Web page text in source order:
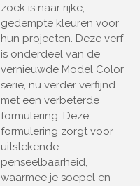
zoek is naar rijke,
gedempte kleuren voor
hun projecten. Deze verf
is onderdeel van de
vernieuwde Model Color
serie, nu verder verfijnd
met een verbeterde
formulering. Deze
formulering zorgt voor
uitstekende
penseelbaarheid,
waarmee je soepel en